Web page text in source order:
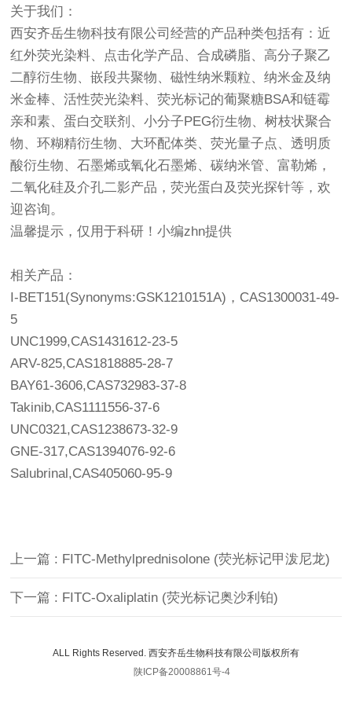
关于我们：
西安齐岳生物科技有限公司经营的产品种类包括有：近
红外荧光染料、点击化学产品、合成磷脂、高分子聚乙
二醇衍生物、嵌段共聚物、磁性纳米颗粒、纳米金及纳
米金棒、活性荧光染料、荧光标记的葡聚糖BSA和链霉
亲和素、蛋白交联剂、小分子PEG衍生物、树枝状聚合
物、环糊精衍生物、大环配体类、荧光量子点、透明质
酸衍生物、石墨烯或氧化石墨烯、碳纳米管、富勒烯，
二氧化硅及介孔二影产品，荧光蛋白及荧光探针等，欢
迎咨询。
温馨提示，仅用于科研！小编zhn提供
相关产品：
I-BET151(Synonyms:GSK1210151A)，CAS1300031-49-
5
UNC1999,CAS1431612-23-5
ARV-825,CAS1818885-28-7
BAY61-3606,CAS732983-37-8
Takinib,CAS1111556-37-6
UNC0321,CAS1238673-32-9
GNE-317,CAS1394076-92-6
Salubrinal,CAS405060-95-9
上一篇 : FITC-Methylprednisolone (荧光标记甲泼尼龙)
下一篇 : FITC-Oxaliplatin (荧光标记奥沙利铂)
ALL Rights Reserved. 西安齐岳生物科技有限公司版权所有
陕ICP备20008861号-4